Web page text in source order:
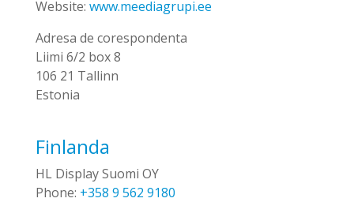
Website: www.meediagrupi.ee
Adresa de corespondenta
Liimi 6/2 box 8
106 21 Tallinn
Estonia
Finlanda
HL Display Suomi OY
Phone: +358 9 562 9180